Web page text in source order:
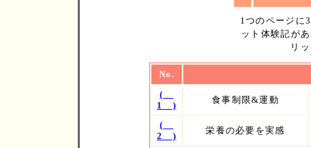
1つのページに
ット体験記が
リ
No.
(
1 )
食事制限&運動
(
2 )
栄養の必要を実感